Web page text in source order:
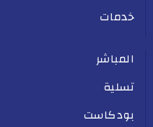
خدمات
المباشر
تسلية
بودكاست